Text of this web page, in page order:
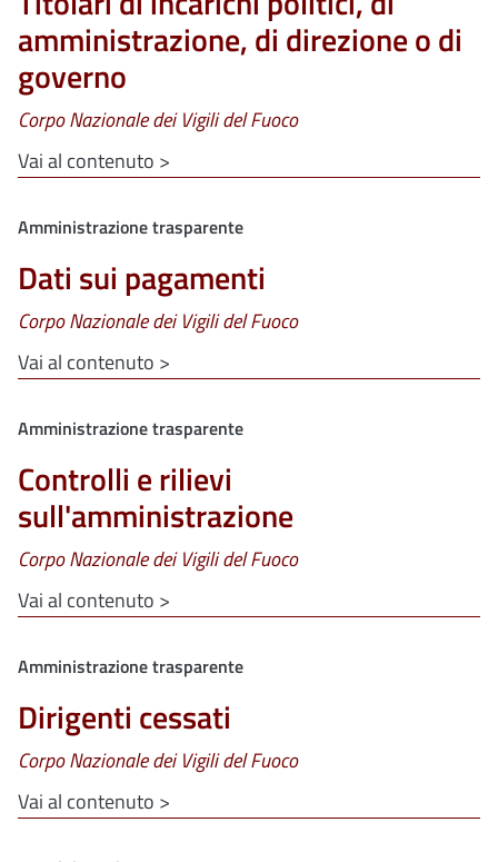
amministrazione, di direzione o di
governo
Corpo Nazionale dei Vigili del Fuoco
Vai al contenuto >
Clone di
Amministrazione trasparente
Dati sui pagamenti
Corpo Nazionale dei Vigili del Fuoco
Vai al contenuto >
Clone di
Amministrazione trasparente
Controlli e rilievi
sull'amministrazione
Corpo Nazionale dei Vigili del Fuoco
Vai al contenuto >
Clone di
Amministrazione trasparente
Dirigenti cessati
Corpo Nazionale dei Vigili del Fuoco
Vai al contenuto >